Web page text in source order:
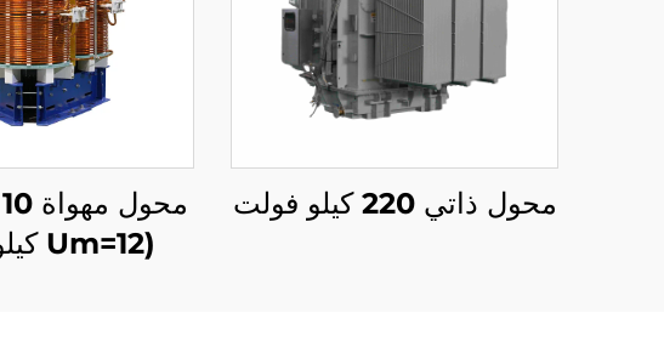
محول ذاتي 220 كيلو فولت
(Um=12 كيلو فولت)